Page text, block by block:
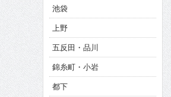
池袋
上野
五反田・品川
錦糸町・小岩
都下